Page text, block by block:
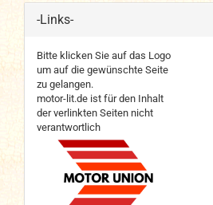
-Links-
Bitte klicken Sie auf das Logo
um auf die gewünschte Seite
zu gelangen.
motor-lit.de ist für den Inhalt
der verlinkten Seiten nicht
verantwortlich